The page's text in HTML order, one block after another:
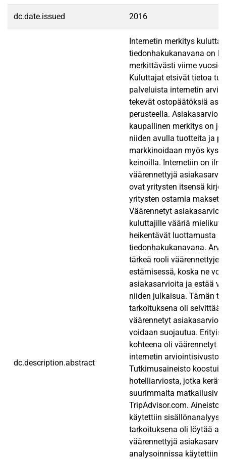
dc.date.issued 2016
dc.description.abstract
Internetin merkitys
tiedonhakukanavana on
merkittävästi viime
Kuluttajat etsivät tietoa
palveluista internetin
tekevät ostopäätöksiä
perusteella.
kaupallinen merkitys on
niiden avulla tuotteita ja
markkinoidaan myös
keinoilla. Internetiin on
väärennettyjä
ovat yritysten itsensä
yritysten ostamia
Väärennetyt asiakasarviot
kuluttajille vääriä
heikentävät luottamusta
tiedonhakukanavana.
tärkeä rooli
estämisessä, koska ne
asiakasarvioita ja estää
niiden julkaisua. Tämän
tarkoituksena oli selvittää
väärennetyt asiakasarviot
voidaan suojautua.
kohteena oli väärennetyt
internetin
Tutkimusaineisto koostui
hotelliarviosta, jotka
suurimmalta
TripAdvisor.com.
käytettiin
tarkoituksena oli löytää
väärennettyjä
analysoinnissa käytettiin